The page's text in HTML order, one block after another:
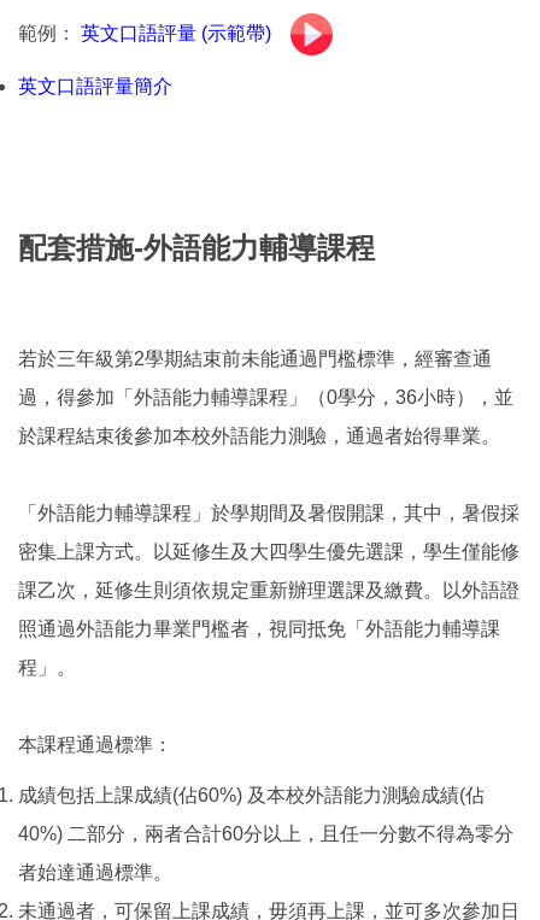
範例： 英文口語評量 (示範帶)
英文口語評量簡介
配套措施-外語能力輔導課程
若於三年級第2學期結束前未能通過門檻標準，經審查通
過，得參加「外語能力輔導課程」（0學分，36小時），並
於課程結束後參加本校外語能力測驗，通過者始得畢業。
「外語能力輔導課程」於學期間及暑假開課，其中，暑假採
密集上課方式。以延修生及大四學生優先選課，學生僅能修
課乙次，延修生則須依規定重新辦理選課及繳費。以外語證
照通過外語能力畢業門檻者，視同抵免「外語能力輔導課
程」。
本課程通過標準：
成績包括上課成績(佔60%) 及本校外語能力測驗成績(佔
40%) 二部分，兩者合計60分以上，且任一分數不得為零分
者始達通過標準。
未通過者，可保留上課成績，毋須再上課，並可多次參加日